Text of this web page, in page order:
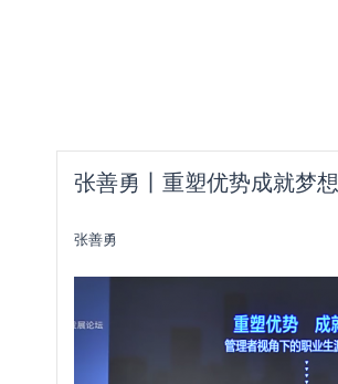
张善勇丨重塑优势成就梦想
张善勇